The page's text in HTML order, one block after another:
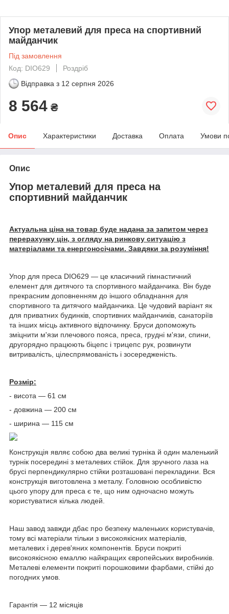
Упор металевий для преса на спортивний
майданчик
Під замовлення
Код: DIO629
Роздріб
Відправка з 12 серпня 2026
8 564 ₴
Опис Характеристики Доставка Оплата Умови
Опис
Упор металевий для преса на
спортивний майданчик
Актуальна ціна на товар буде надана за запитом через
перерахунку цін, з огляду на ринкову ситуацію з
матеріалами та енергоносічами. Завдяки за розуміння!
Упор для преса DIO629 — це класичний гімнастичний
елемент для дитячого та спортивного майданчика. Він буде
прекрасним доповненням до іншого обладнання для
спортивного та дитячого майданчика. Це чудовий варіант як
для приватних будинків, спортивних майданчиків, санаторіїв
та інших місць активного відпочинку. Бруси допоможуть
зміцнити м'язи плечового пояса, преса, грудні м'язи, спини,
другорядно працюють біцепс і трицепс рук, розвинути
витривалість, цілеспрямованість і зосередженість.
Розмір:
- висота — 61 см
- довжина — 200 см
- ширина — 115 см
Конструкція являє собою два великі турніка й один маленький
турнік посередині з металевих стійок. Для зручного лаза на
брусі перпендикулярно стійки розташовані перекладини. Вся
конструкція виготовлена з металу. Головною особливістю
цього упору для преса є те, що ним одночасно можуть
користуватися кілька людей.
Наш завод завжди дбає про безпеку маленьких користувачів,
тому всі матеріали тільки з високоякісних матеріалів,
металевих і дерев'яних компонентів. Бруси покриті
високоякісною емаллю найкращих європейських виробників.
Металеві елементи покриті порошковими фарбами, стійкі до
погодних умов.
Гарантія — 12 місяців